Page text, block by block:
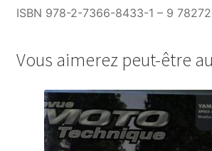
ISBN 978-2-7366-8433-1 – 9
Vous aimerez peut-être